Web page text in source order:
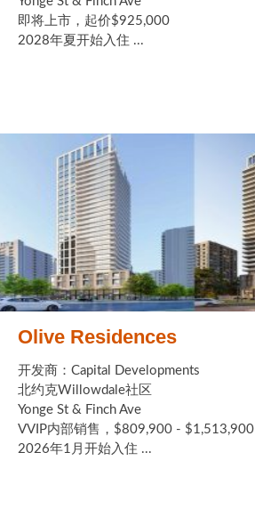
即将上市，起价$925,000
2028年夏开始入住 ...
Olive Residences
开发商：Capital Developments
北约克Willowdale社区
Yonge St & Finch Ave
VVIP内部销售，$809,900 - $1,513,900
2026年1月开始入住 ...